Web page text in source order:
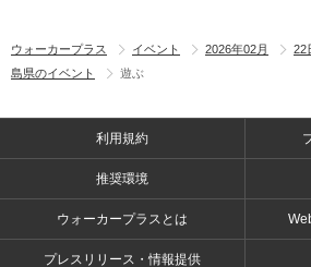
ウォーカープラス イベント 2026年02月 22
島県のイベント
遊ぶ
利用規約
推奨環境
ウォーカープラスとは
プレスリリース・情報提供